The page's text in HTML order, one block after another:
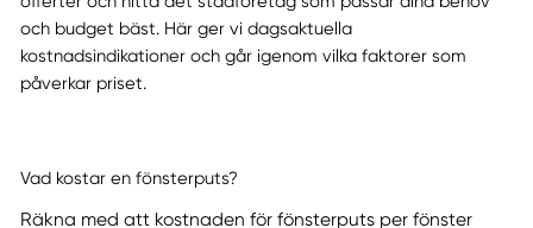
och budget bäst. Här ger vi dagsaktuella
kostnadsindikationer och går igenom vilka faktorer som
påverkar priset.
Vad kostar en fönsterputs?
Räkna med att kostnaden för fönsterputs per fönster